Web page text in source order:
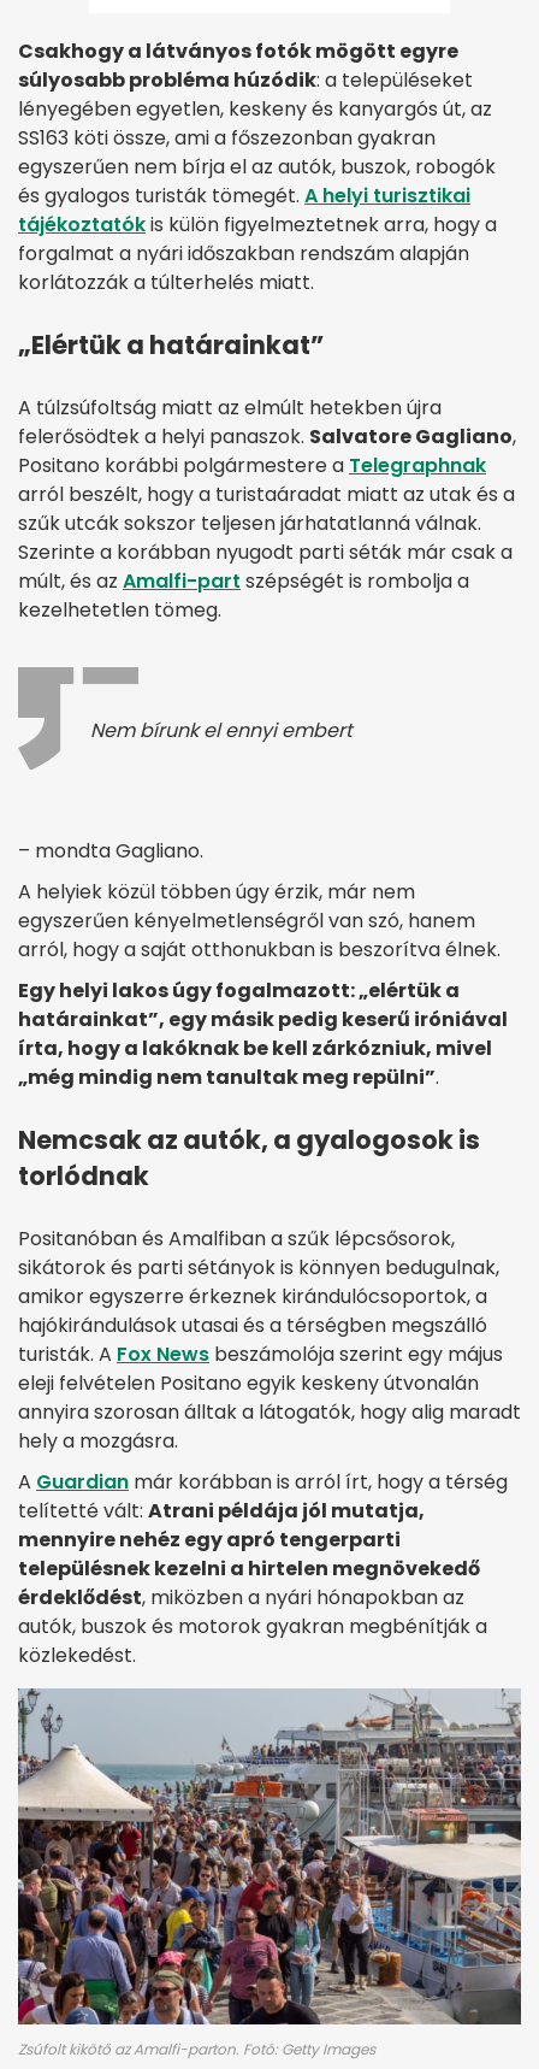
Csakhogy a látványos fotók mögött egyre
súlyosabb probléma húzódik: a településeket
lényegében egyetlen, keskeny és kanyargós út, az
SS163 köti össze, ami a főszezonban gyakran
egyszerűen nem bírja el az autók, buszok, robogók
és gyalogos turisták tömegét. A helyi turisztikai
tájékoztatókis külön figyelmeztetnek arra, hogy a
forgalmat a nyári időszakban rendszám alapján
korlátozzák a túlterhelés miatt.
„Elértük a határainkat”
A túlzsúfoltság miatt az elmúlt hetekben újra
felerősödtek a helyi panaszok. Salvatore Gagliano,
Positano korábbi polgármestere a Telegraphnak
arról beszélt, hogy a turistaáradat miatt az utak és a
szűk utcák sokszor teljesen járhatatlanná válnak.
Szerinte a korábban nyugodt parti séták már csak a
múlt, és az Amalfi-part szépségét is rombolja a
kezelhetetlen tömeg.
Nem bírunk el ennyi embert
– mondta Gagliano.
A helyiek közül többen úgy érzik, már nem
egyszerűen kényelmetlenségről van szó, hanem
arról, hogy a saját otthonukban is beszorítva élnek.
Egy helyi lakos úgy fogalmazott: „elértük a
határainkat”, egy másik pedig keserű iróniával
írta, hogy a lakóknak be kell zárkózniuk, mivel
„még mindig nem tanultak meg repülni”.
Nemcsak az autók, a gyalogosok is
torlódnak
Positanóban és Amalfiban a szűk lépcsősorok,
sikátorok és parti sétányok is könnyen bedugulnak,
amikor egyszerre érkeznek kirándulócsoportok, a
hajókirándulások utasai és a térségben megszálló
turisták. A Fox News beszámolója szerint egy május
eleji felvételen Positano egyik keskeny útvonalán
annyira szorosan álltak a látogatók, hogy alig maradt
hely a mozgásra.
A Guardian már korábban is arról írt, hogy a térség
telítetté vált: Atrani példája jól mutatja,
mennyire nehéz egy apró tengerparti
településnek kezelni a hirtelen megnövekedő
érdeklődést, miközben a nyári hónapokban az
autók, buszok és motorok gyakran megbénítják a
közlekedést.
Zsúfolt kikötő az Amalfi-parton. Fotó: Getty Images